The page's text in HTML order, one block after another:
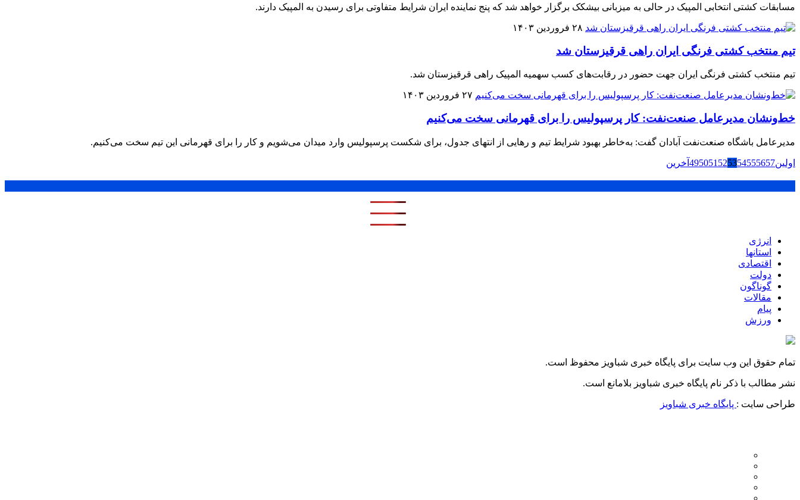
مسابقات کشتی انتخابی المپیک در حالی به میزبانی بیشکک برگزار خواهد شد که پنج نماینده ایران شرایط متفاوتی برای رسیدن به المپیک دارند.
۲۸ فروردین ۱۴۰۳
تیم منتخب کشتی فرنگی ایران راهی قرقیزستان شد
تیم منتخب کشتی فرنگی ایران جهت حضور در رقابت‌های کسب سهمیه المپیک راهی قرقیزستان شد.
۲۷ فروردین ۱۴۰۳
خط‌ونشان مدیرعامل صنعت‌نفت: کار پرسپولیس را برای قهرمانی سخت می‌کنیم
مدیرعامل باشگاه صنعت‌نفت آبادان گفت: به‌خاطر بهبود شرایط تیم و رهایی از انتهای جدول، برای شکست پرسپولیس وارد میدان می‌شویم و کار را برای قهرمانی این تیم سخت می‌کنیم.
اولین 495051 525354555657 آخرین
انرژی
استانها
اقتصادی
دولت
گوناگون
مقالات
پیام
ورزش
تمام حقوق این وب سایت برای پایگاه خبری شباویز محفوظ است.
نشر مطالب با ذکر نام پایگاه خبری شباویز بلامانع است.
طراحی سایت : پایگاه خبری شباویز